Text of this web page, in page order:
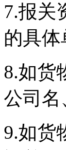
7.报关
的具体
8.如货
公司名
9.如货